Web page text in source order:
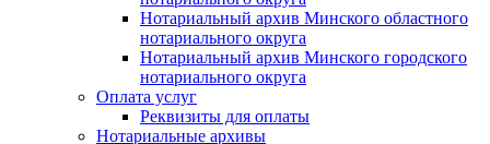
Нотариальный архив Минского областного
нотариального округа
Нотариальный архив Минского городского
нотариального округа
Оплата услуг
Реквизиты для оплаты
Нотариальные архивы